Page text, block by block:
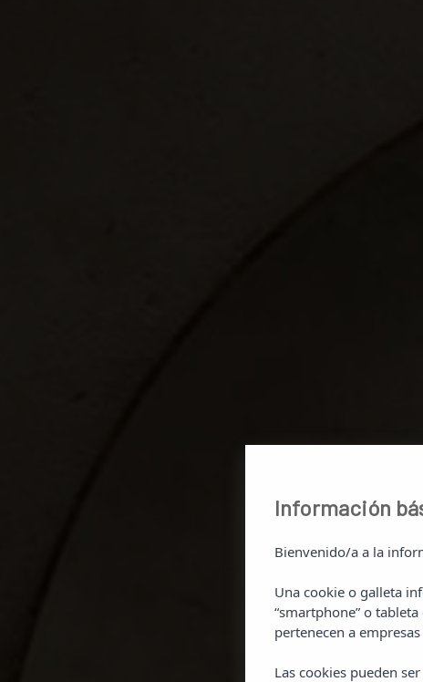
Información
Bienvenido/a a la
Una cookie o galleta
“smartphone” o
pertenecen a
Las cookies pueden